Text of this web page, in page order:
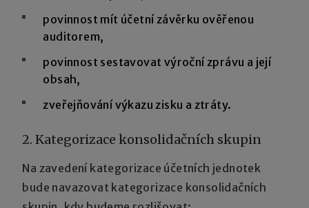
povinnost mít účetní závěrku ověřenou
auditorem,
povinnost sestavovat výroční zprávu a její
obsah,
zveřejňování výkazu zisku a ztráty.
2. Kategorizace konsolidačních skupin
Na zavedení kategorizace účetních jednotek
bude navazovat kategorizace konsolidačních